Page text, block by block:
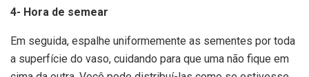
4- Hora de semear
Em seguida, espalhe uniformemente as sementes por toda
a superfície do vaso, cuidando para que uma não fique em